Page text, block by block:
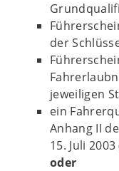
der
jeweiligen
ein
Anhang II
15. Juli
oder